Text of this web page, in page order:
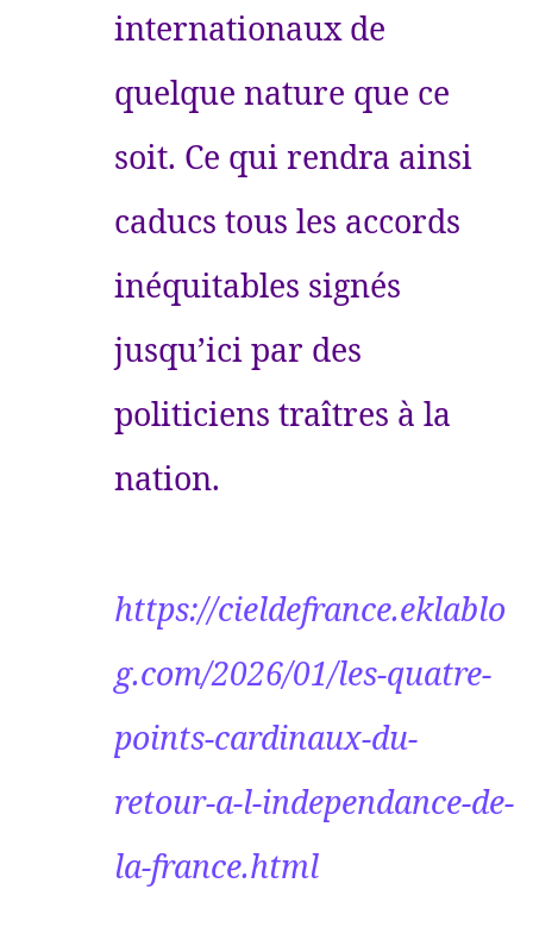
internationaux de
quelque nature que ce
soit. Ce qui rendra ainsi
caducs tous les accords
inéquitables signés
jusqu’ici par des
politiciens traîtres à la
nation.
https://cieldefrance.eklablo
g.com/2026/01/les-quatre-
points-cardinaux-du-
retour-a-l-independance-de-
la-france.html